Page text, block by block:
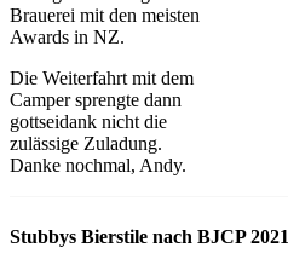
Brauerei mit den meisten
Awards in NZ.
Die Weiterfahrt mit dem
Camper sprengte dann
gottseidank nicht die
zulässige Zuladung.
Danke nochmal, Andy.
Stubbys Bierstile nach BJCP 2021